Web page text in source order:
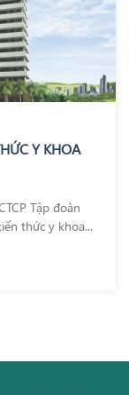
Y KHOA
Tập đoàn
thức y khoa...